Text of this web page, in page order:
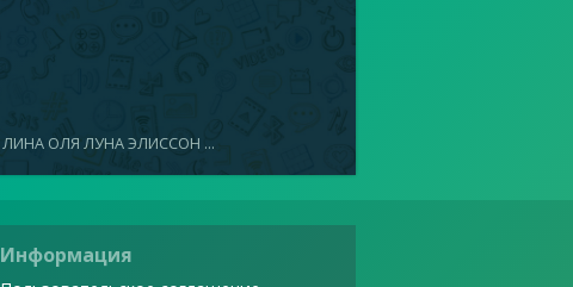
ЛИНА ОЛЯ ЛУНА ЭЛИССОН ...
Информация